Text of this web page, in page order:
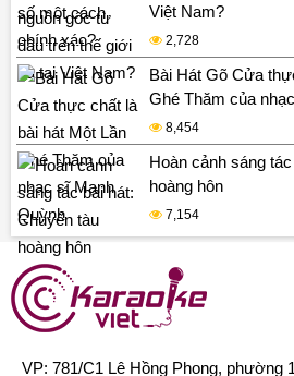
Việt Nam?
2,728
Bài Hát Gõ Cửa
Ghé Thăm của
8,454
Hoàn cảnh sáng
hoàng hôn
7,154
VP: 781/C1 Lê Hồng Phong, phường